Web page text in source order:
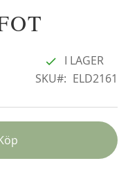
I LAGER
SKU
ELD2161